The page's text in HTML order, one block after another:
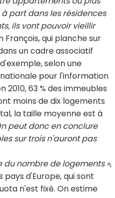
part dans les résidences
ils vont pouvoir vieillir
François, qui planche sur
un cadre associatif
selon une
pour l'information
63 % des immeubles
moins de dix logements
la taille moyenne est à
peut donc en conclure
sur trois n'auront pas
nombre de logements »,
pays d'Europe, qui sont
n'est fixé. On estime